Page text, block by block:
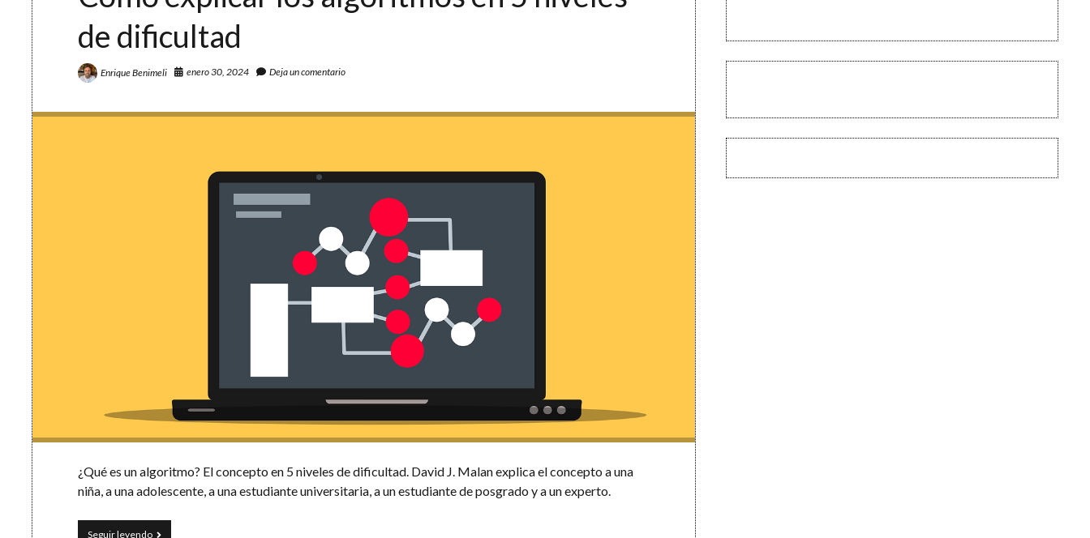
de dificultad
Enrique Benimeli enero 30, 2024 Deja un comentario
¿Qué es un algoritmo? El concepto en 5 niveles de dificultad. David J. Malan explica el concepto a una
niña, a una adolescente, a una estudiante universitaria, a un estudiante de posgrado y a un experto.
Seguir leyendoCómo